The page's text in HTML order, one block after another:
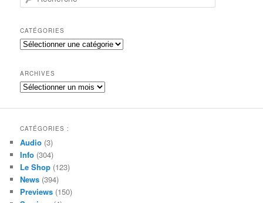
e
h
e
r
h
e
CATÉGORIES
Catégories
ARCHIVES
Archives
CATÉGORIES :
Audio (3)
Info (304)
Le Shop (123)
News (394)
Previews (150)